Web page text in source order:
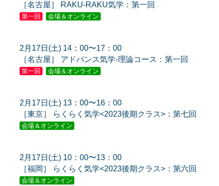
［名古屋］ RAKU-RAKU気学：第一回
第一回 会場＆オンライン
2月17日(土) 14：00〜17：00
［名古屋］ アドバンス気学-理論コース：第一回
第一回 会場＆オンライン
2月17日(土) 13：00〜16：00
［東京］ らくらく気学<2023後期クラス>：第七回
会場＆オンライン
2月17日(土) 10：00〜13：00
［福岡］ らくらく気学<2023後期クラス>：第六回
会場＆オンライン